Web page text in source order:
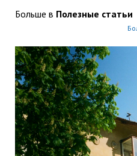
Больше в Полезные статьи